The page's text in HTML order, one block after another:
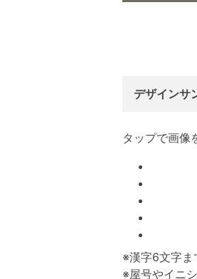
デザインサ
タップで画像
※漢字6文字ま
※屋号やイニ